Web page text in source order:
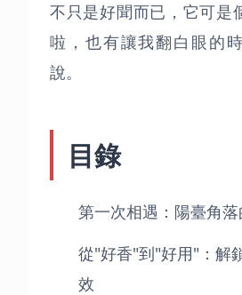
不只是好聞而已，它可是
啦，也有讓我翻白眼的
說。
目錄
第一次相遇：陽臺角
從"好香"到"好用"：解
效